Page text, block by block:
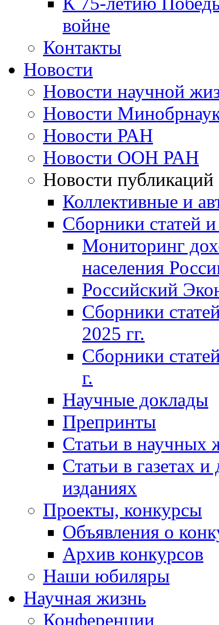
войне
Контакты
Новости
Новости научной
Новости
Новости РАН
Новости ООН РАН
Новости публикаций
Коллективные и
Сборники статей
Мониторинг
населения
Российский
Сборники
2025 гг.
Сборники
г.
Научные доклады
Препринты
Статьи в научных
Статьи в газетах
изданиях
Проекты, конкурсы
Объявления о
Архив конкурсов
Наши юбиляры
Научная жизнь
Конференции